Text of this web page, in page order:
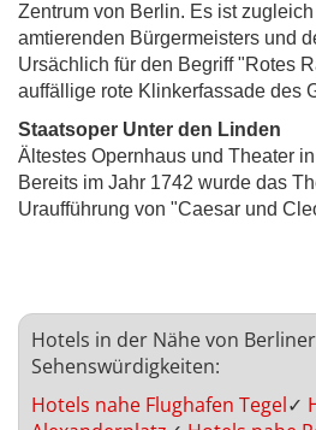
Zentrum von Berlin. Es ist
amtierenden Bürgermeisters und
Ursächlich für den Begriff "Rotes
auffällige rote Klinkerfassade des
Staatsoper Unter den Linden
Ältestes Opernhaus und Theater
Bereits im Jahr 1742 wurde das
Uraufführung von "Caesar und
Hotels in der Nähe von Berliner
Sehenswürdigkeiten:
Hotels nahe Flughafen Tegel✓